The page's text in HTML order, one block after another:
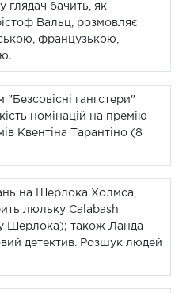
глядач бачить, як
Вальц, розмовляє
французькою,
"Безсовісні гангстери"
номінацій на премію
Квентіна Тарантіно (8
на Шерлока Холмса,
люльку Calabash
Шерлока); також Ланда
детектив. Розшук людей